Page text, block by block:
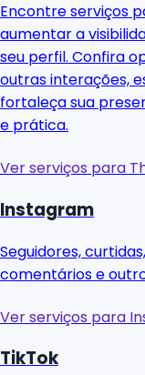
Encontre serviços
aumentar a
seu perfil. Confira
outras interações,
fortaleça sua
e prática.
Ver serviços para
Instagram
Seguidores,
comentários e
Ver serviços para
TikTok